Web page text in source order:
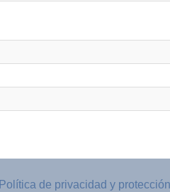
Política de privacidad y